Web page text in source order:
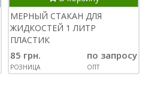
МЕРНЫЙ СТАКАН ДЛЯ
ЖИДКОСТЕЙ 1 ЛИТР
ПЛАСТИК
85 грн.
РОЗНИЦА
по запросу
ОПТ